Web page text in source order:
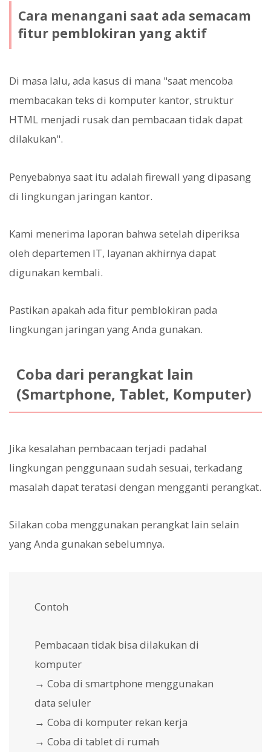
Cara menangani saat ada semacam
fitur pemblokiran yang aktif
Di masa lalu, ada kasus di mana "saat mencoba
membacakan teks di komputer kantor, struktur
HTML menjadi rusak dan pembacaan tidak dapat
dilakukan".
Penyebabnya saat itu adalah firewall yang dipasang
di lingkungan jaringan kantor.
Kami menerima laporan bahwa setelah diperiksa
oleh departemen IT, layanan akhirnya dapat
digunakan kembali.
Pastikan apakah ada fitur pemblokiran pada
lingkungan jaringan yang Anda gunakan.
Coba dari perangkat lain
(Smartphone, Tablet, Komputer)
Jika kesalahan pembacaan terjadi padahal
lingkungan penggunaan sudah sesuai, terkadang
masalah dapat teratasi dengan mengganti perangkat.
Silakan coba menggunakan perangkat lain selain
yang Anda gunakan sebelumnya.
Contoh
Pembacaan tidak bisa dilakukan di
komputer
→ Coba di smartphone menggunakan
data seluler
→ Coba di komputer rekan kerja
→ Coba di tablet di rumah